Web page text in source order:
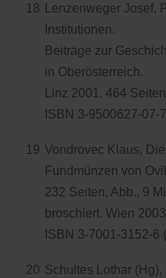
18
Lenzenweger Josef,
Institutionen.
Beiträge zur
in Oberösterreich.
Linz 2001, 464
ISBN 3-9500627-07-7
19 Vondrovec Klaus,
Fundmünzen von
232 Seiten, Abb., 9
broschiert. Wien
ISBN 3-7001-3152-6
20 Schultes Lothar (Hg),